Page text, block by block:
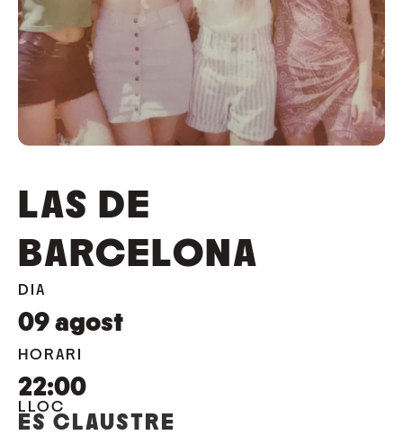
LAS DE
BARCELONA
DIA
09 agost
HORARI
22:00
LLOC
ES CLAUSTRE